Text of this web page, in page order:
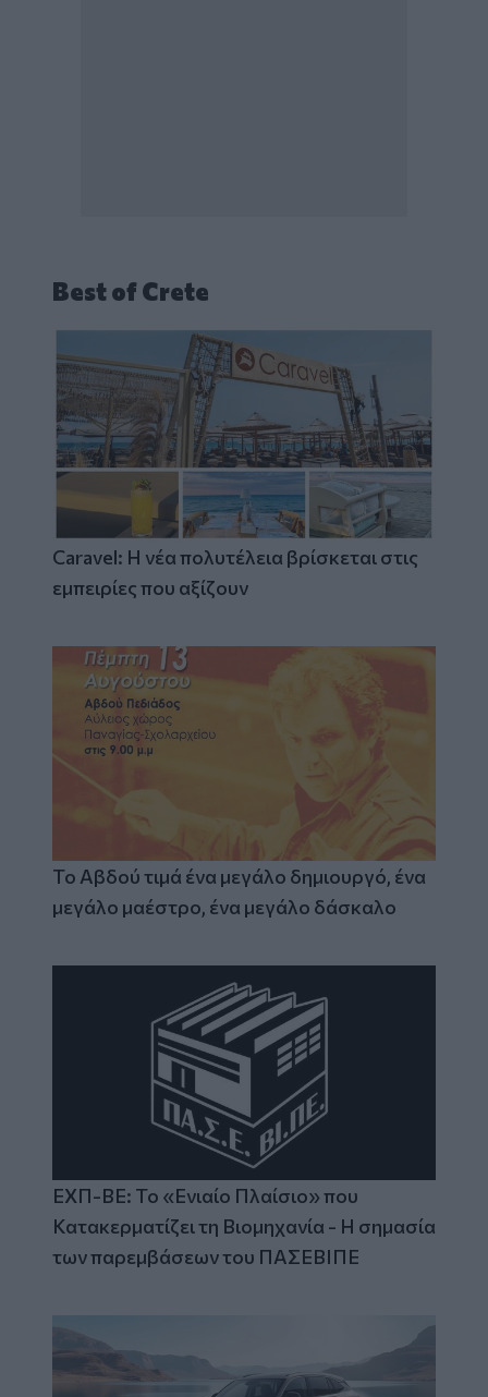
Best of Crete
Caravel: Η νέα πολυτέλεια βρίσκεται στις
εμπειρίες που αξίζουν
Το Αβδού τιμά ένα μεγάλο δημιουργό, ένα
μεγάλο μαέστρο, ένα μεγάλο δάσκαλο
ΕΧΠ-ΒΕ: Το «Ενιαίο Πλαίσιο» που
Κατακερματίζει τη Βιομηχανία - Η σημασία
των παρεμβάσεων του ΠΑΣΕΒΙΠΕ